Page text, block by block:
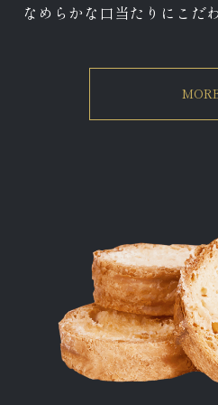
なめらかな口当たりにこだ